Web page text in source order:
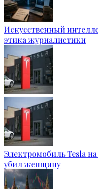
Искусственный
этика журналистики
Электромобиль Tesla
убил женщину